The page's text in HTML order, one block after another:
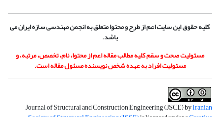
کلیه حقوق این سایت اعم از طرح و محتوا متعلق به انجمن مهندسی سازه ایران می
باشد.
مسئولیت صحت و سقم کلیه مطالب مقاله اعم از محتوا، نام، تخصص، مرتبه، و
مسئولیت افراد به عهده شخص نویسنده مسئول مقاله است.
Journal of Structural and Construction Engineering (JSCE) byIranian